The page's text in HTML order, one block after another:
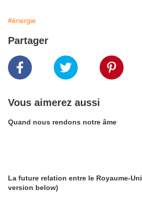
#énergie
Partager
Vous aimerez aussi
Quand nous rendons notre âme
La future relation entre le Royaume-
version below)